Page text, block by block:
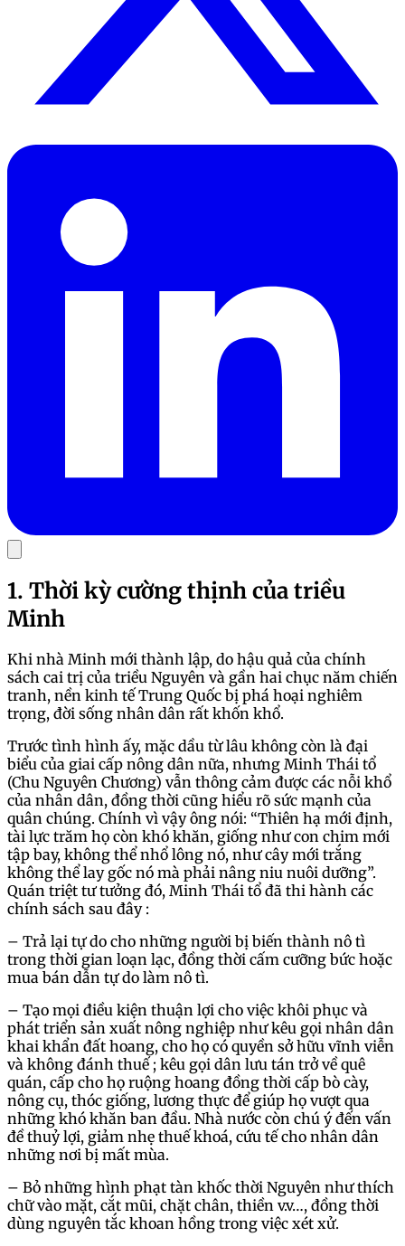
1. Thời kỳ cường thịnh của triều
Minh
Khi nhà Minh mới thành lập, do hậu quả của chính
sách cai trị của triều Nguyên và gần hai chục năm chiến
tranh, nền kinh tế Trung Quốc bị phá hoại nghiêm
trọng, đời sống nhân dân rất khốn khổ.
Trước tình hình ấy, mặc dầu từ lâu không còn là đại
biểu của giai cấp nông dân nữa, nhưng Minh Thái tổ
(Chu Nguyên Chương) vẫn thông cảm được các nỗi khổ
của nhân dân, đồng thời cũng hiểu rõ sức mạnh của
quân chúng. Chính vì vậy ông nói: “Thiên hạ mới định,
tài lực trăm họ còn khó khăn, giống như con chim mới
tập bay, không thể nhổ lông nó, như cây mới trắng
không thể lay gốc nó mà phải nâng niu nuôi dưỡng”.
Quán triệt tư tưởng đó, Minh Thái tổ đã thi hành các
chính sách sau đây :
– Trả lại tự do cho những người bị biến thành nô tì
trong thời gian loạn lạc, đồng thời cấm cưỡng bức hoặc
mua bán dẫn tự do làm nô tì.
– Tạo mọi điều kiện thuận lợi cho việc khôi phục và
phát triển sản xuất nông nghiệp như kêu gọi nhân dân
khai khẩn đất hoang, cho họ có quyền sở hữu vĩnh viễn
và không đánh thuế ; kêu gọi dân lưu tán trở về quê
quán, cấp cho họ ruộng hoang đồng thời cấp bò cày,
nông cụ, thóc giống, lương thực để giúp họ vượt qua
những khó khăn ban đầu. Nhà nước còn chú ý đến vấn
đề thuỷ lợi, giảm nhẹ thuế khoá, cứu tế cho nhân dân
những nơi bị mất mùa.
– Bỏ những hình phạt tàn khốc thời Nguyên như thích
chữ vào mặt, cắt mũi, chặt chân, thiền v.v…, đồng thời
dùng nguyên tắc khoan hồng trong việc xét xử.